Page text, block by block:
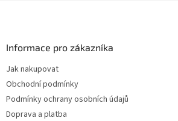
Informace pro zákazníka
Jak nakupovat
Obchodní podmínky
Podmínky ochrany osobních údajů
Doprava a platba